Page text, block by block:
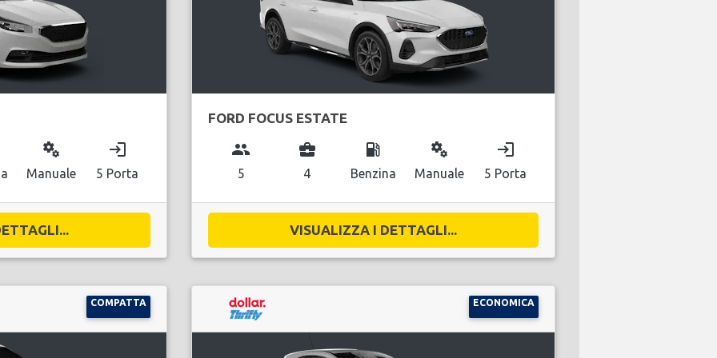
miscellaneous_services
Manuale
login
5 Porta
FORD FOCUS ESTATE
group
5
business_center
4
local_gas_station
Benzina
miscellaneous_services
Manuale
login
5 Porta
VISUALIZZA I DETTAGLI...
COMPATTA ECONOMICA